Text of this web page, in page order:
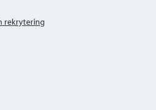
rekrytering